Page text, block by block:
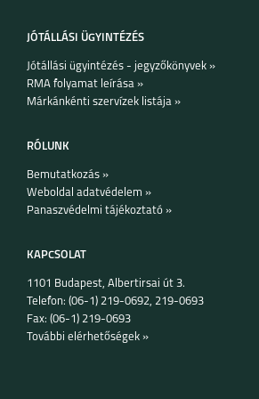
APPLE WATCH
SERIES 4-5, 40 MM
APPLE WATCH
SERIES 4-5, 44 MM
JÓTÁLLÁSI ÜGYINTÉZÉS
Jótállási ügyintézés - jegyzőkönyvek »
RMA folyamat leírása »
Márkánkénti szervízek listája »
RÓLUNK
Bemutatkozás »
Weboldal adatvédelem »
Panaszvédelmi tájékoztató »
KAPCSOLAT
1101 Budapest, Albertirsai út 3.
Telefon: (06-1) 219-0692, 219-0693
Fax: (06-1) 219-0693
További elérhetőségek »